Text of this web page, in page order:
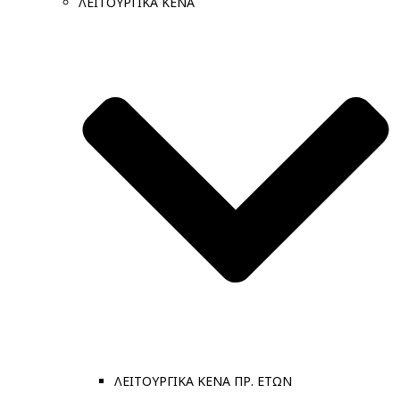
ΛΕΙΤΟΥΡΓΙΚΑ ΚΕΝΑ ΠΡ. ΕΤΩΝ